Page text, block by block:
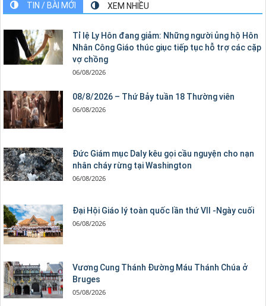
TIN / BÀI MỚI XEM NHIỀU
Tỉ lệ Ly Hôn đang giảm: Những người ủng hộ Hôn
Nhân Công Giáo thúc giục tiếp tục hỗ trợ các cặp
vợ chồng
06/08/2026
08/8/2026 – Thứ Bảy tuần 18 Thường viên
06/08/2026
Đức Giám mục Daly kêu gọi cầu nguyện cho nạn
nhân cháy rừng tại Washington
06/08/2026
Đại Hội Giáo lý toàn quốc lần thứ VII -Ngày cuối
06/08/2026
Vương Cung Thánh Ðường Máu Thánh Chúa ở
Bruges
05/08/2026